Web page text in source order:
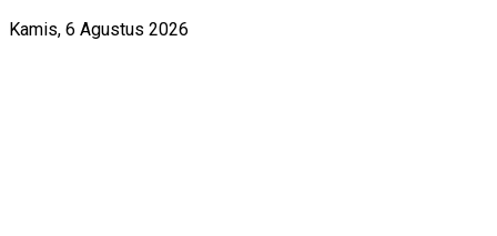
Kamis, 6 Agustus 2026